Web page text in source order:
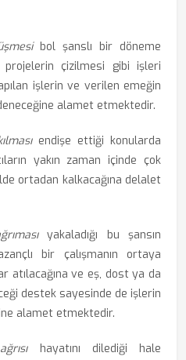
bol şanslı bir döneme
çizilmesi gibi işleri
işlerin ve verilen emeğin
alamet etmektedir.
endişe ettiği konularda
yakın zaman içinde çok
ortadan kalkacağına delalet
yakaladığı bu şansın
bir çalışmanın ortaya
atılacağına ve eş, dost ya da
destek sayesinde de işlerin
alamet etmektedir.
hayatını dilediği hale